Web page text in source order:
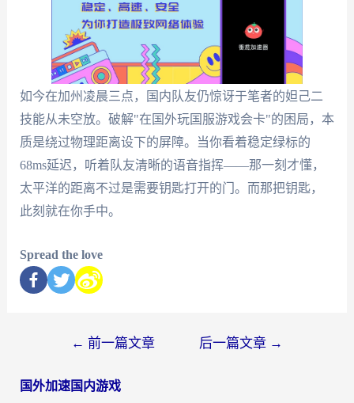
如今在加州凌晨三点，国内队友仍惊讶于笔者的妲己二
技能从未空放。破解"在国外玩国服游戏会卡"的困局，本
质是绕过物理距离设下的屏障。当你看着稳定绿标的
68ms延迟，听着队友清晰的语音指挥——那一刻才懂，
太平洋的距离不过是需要钥匙打开的门。而那把钥匙，
此刻就在你手中。
Spread the love
← 前一篇文章 后一篇文章 →
国外加速国内游戏